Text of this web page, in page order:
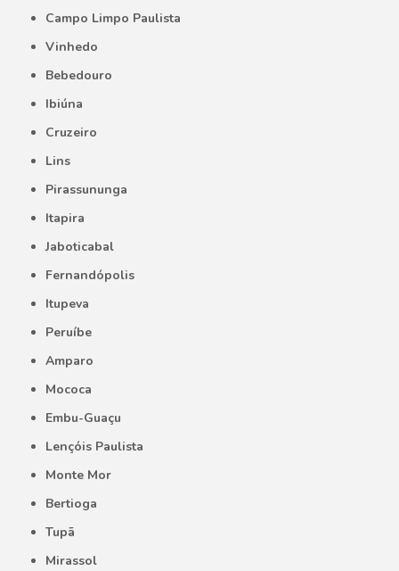
Campo Limpo Paulista
Vinhedo
Bebedouro
Ibiúna
Cruzeiro
Lins
Pirassununga
Itapira
Jaboticabal
Fernandópolis
Itupeva
Peruíbe
Amparo
Mococa
Embu-Guaçu
Lençóis Paulista
Monte Mor
Bertioga
Tupã
Mirassol